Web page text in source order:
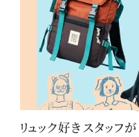
リュック好きスタッフが